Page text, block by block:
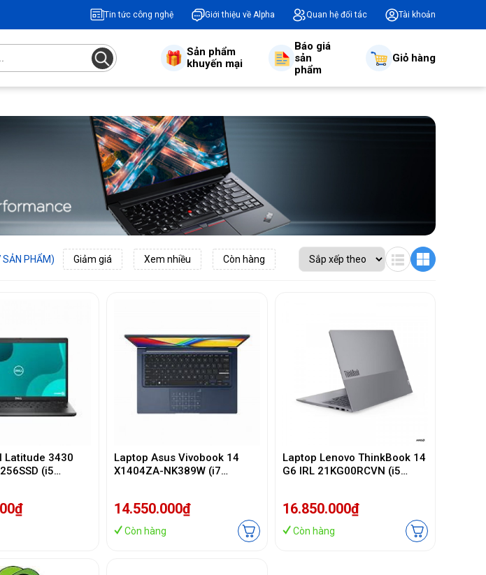
Tin tức công nghệ Giới thiệu về Alpha Quan hệ đối tác Tài khoản
Sản phẩm
khuyến mại
Báo giá
sản
phẩm
Giỏ hàng
SẢN PHẨM) Giảm giá Xem nhiều Còn hàng
Latitude 3430
(i5
Laptop Asus Vivobook 14
X1404ZA-NK389W (i7
Silver)
14.550.000₫
Còn hàng
Laptop Lenovo ThinkBook 14
G6 IRL 21KG00RCVN (i5
Grey/ Vỏ nhôm/2Y)
16.850.000₫
Còn hàng